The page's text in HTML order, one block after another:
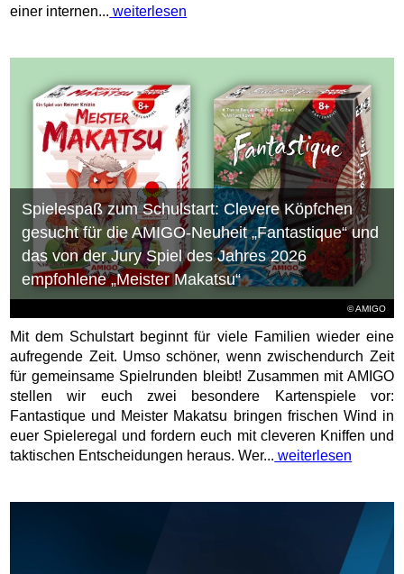
einer internen... weiterlesen
© AMIGO
Spielespaß zum Schulstart: Clevere Köpfchen
gesucht für die AMIGO-Neuheit „Fantastique“ und
das von der Jury Spiel des Jahres 2026
empfohlene „Meister Makatsu“
Mit dem Schulstart beginnt für viele Familien wieder eine
aufregende Zeit. Umso schöner, wenn zwischendurch Zeit
für gemeinsame Spielrunden bleibt! Zusammen mit AMIGO
stellen wir euch zwei besondere Kartenspiele vor:
Fantastique und Meister Makatsu bringen frischen Wind in
euer Spieleregal und fordern euch mit cleveren Kniffen und
taktischen Entscheidungen heraus. Wer... weiterlesen